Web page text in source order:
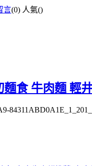
言(0) 人氣()
麵食 牛肉麵 輕